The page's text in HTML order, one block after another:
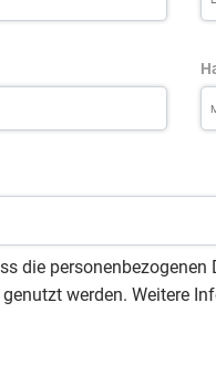
die
werden. Weitere